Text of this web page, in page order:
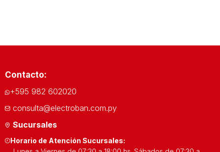
Contacto:
+595 982 602020
consulta@electroban.com.py
Sucursales
Horario de Atención Sucursales: